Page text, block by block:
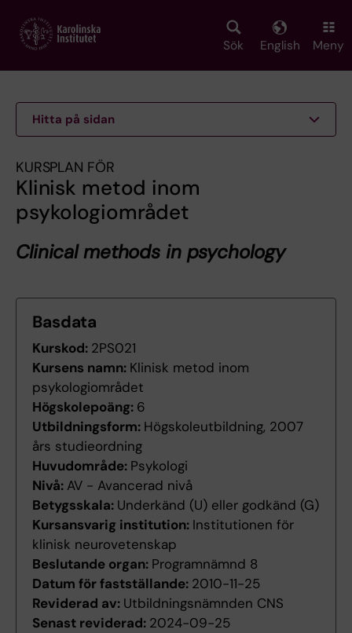
main
Sök English Meny
Hitta på sidan
KURSPLAN FÖR
Klinisk metod inom
psykologiområdet
Clinical methods in psychology
Basdata
Kurskod: 2PS021
Kursens namn: Klinisk metod inom
psykologiområdet
Högskolepoäng: 6
Utbildningsform: Högskoleutbildning, 2007
års studieordning
Huvudområde: Psykologi
Nivå: AV - Avancerad nivå
Betygsskala: Underkänd (U) eller godkänd (G)
Kursansvarig institution: Institutionen för
klinisk neurovetenskap
Beslutande organ: Programnämnd 8
Datum för fastställande: 2010-11-25
Reviderad av: Utbildningsnämnden CNS
Senast reviderad: 2024-09-25